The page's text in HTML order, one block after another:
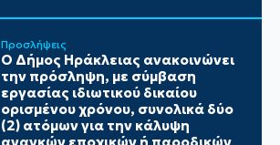
Προσλήψεις
Ο Δήμος Ηράκλειας ανακοινώνει
την πρόσληψη, με σύμβαση
εργασίας ιδιωτικού δικαίου
ορισμένου χρόνου, συνολικά δύο
(2) ατόμων για την κάλυψη